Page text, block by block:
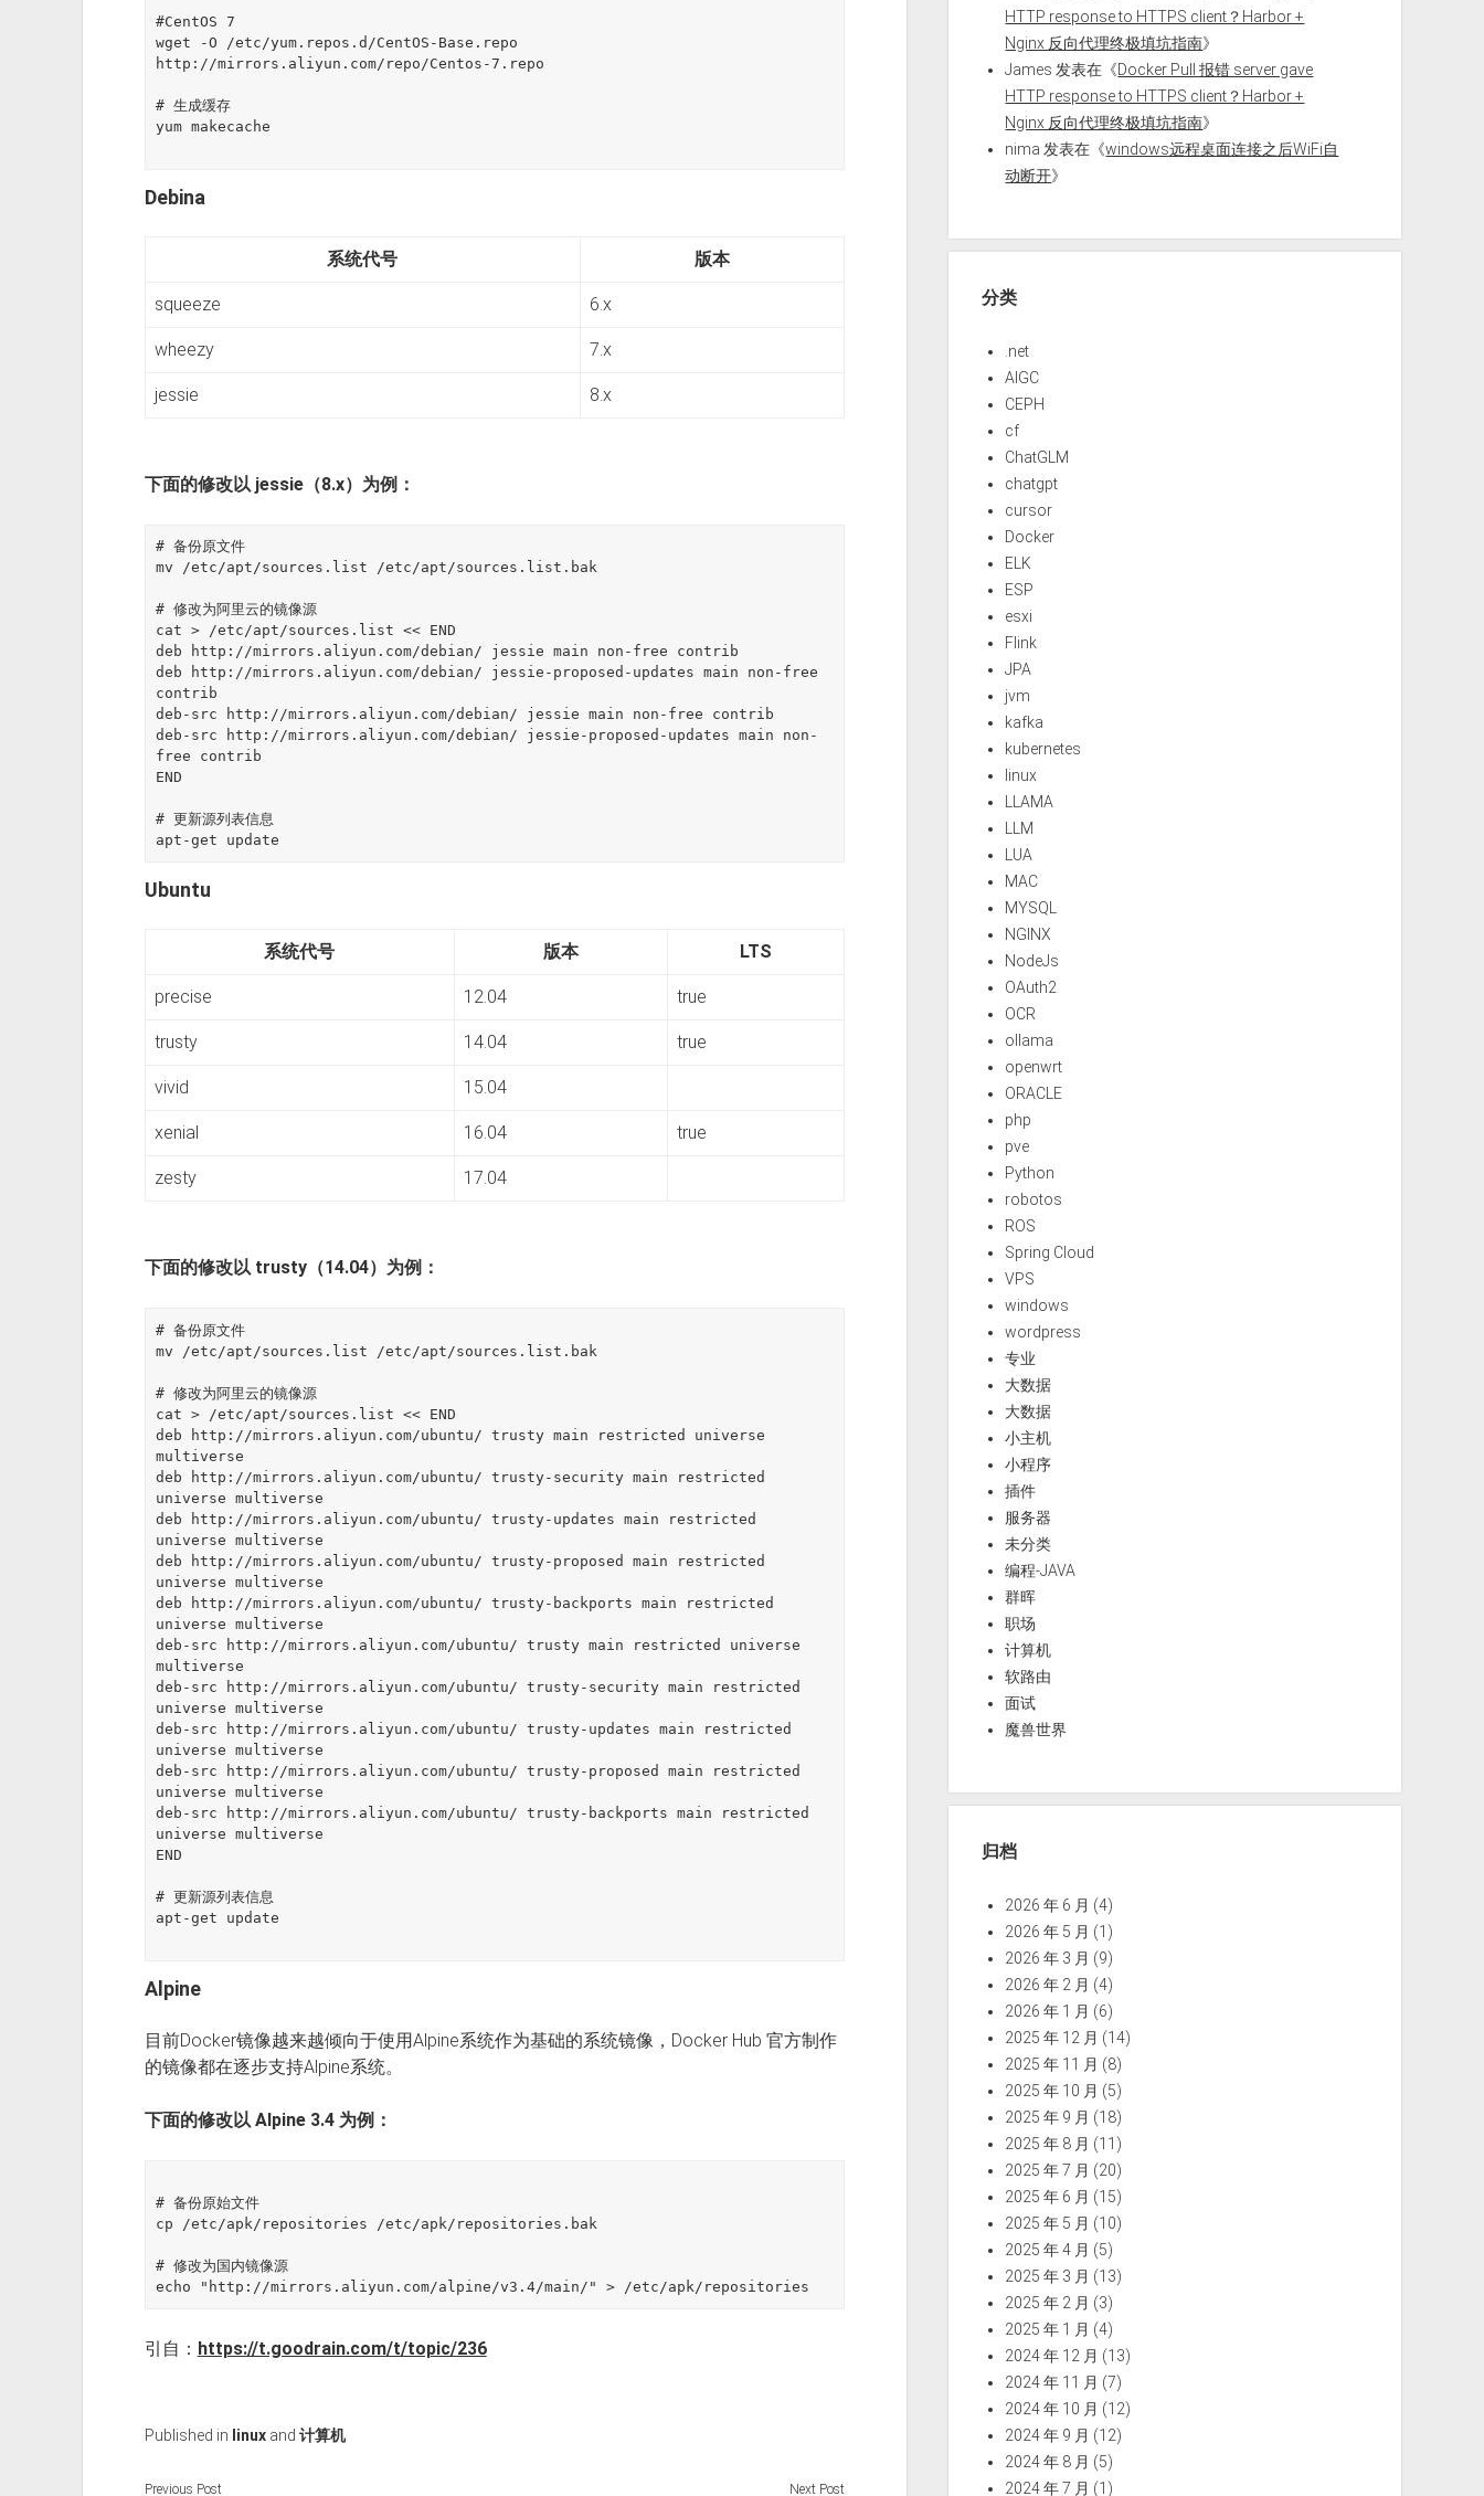
#CentOS 7
wget -O /etc/yum.repos.d/CentOS-Base.repo
http://mirrors.aliyun.com/repo/Centos-7.repo
# 生成缓存
yum makecache
Debina
系统代号 版本
squeeze 6.x
wheezy 7.x
jessie 8.x
下面的修改以 jessie（8.x）为例：
# 备份原文件
mv /etc/apt/sources.list /etc/apt/sources.list.bak
# 修改为阿里云的镜像源
cat > /etc/apt/sources.list << END
deb http://mirrors.aliyun.com/debian/ jessie main non-free contrib
deb http://mirrors.aliyun.com/debian/ jessie-proposed-updates main non-free
contrib
deb-src http://mirrors.aliyun.com/debian/ jessie main non-free contrib
deb-src http://mirrors.aliyun.com/debian/ jessie-proposed-updates main non-
free contrib
END
# 更新源列表信息
Ubuntu
系统代号 版本 LTS
precise 12.04 true
trusty 14.04 true
vivid 15.04
xenial 16.04 true
zesty 17.04
下面的修改以 trusty（14.04）为例：
# 备份原文件
mv /etc/apt/sources.list /etc/apt/sources.list.bak
# 修改为阿里云的镜像源
cat > /etc/apt/sources.list << END
deb http://mirrors.aliyun.com/ubuntu/ trusty main restricted universe
multiverse
deb http://mirrors.aliyun.com/ubuntu/ trusty-security main restricted
universe multiverse
deb http://mirrors.aliyun.com/ubuntu/ trusty-updates main restricted
universe multiverse
deb http://mirrors.aliyun.com/ubuntu/ trusty-proposed main restricted
universe multiverse
deb http://mirrors.aliyun.com/ubuntu/ trusty-backports main restricted
universe multiverse
deb-src http://mirrors.aliyun.com/ubuntu/ trusty main restricted universe
multiverse
deb-src http://mirrors.aliyun.com/ubuntu/ trusty-security main restricted
universe multiverse
deb-src http://mirrors.aliyun.com/ubuntu/ trusty-updates main restricted
universe multiverse
deb-src http://mirrors.aliyun.com/ubuntu/ trusty-proposed main restricted
universe multiverse
deb-src http://mirrors.aliyun.com/ubuntu/ trusty-backports main restricted
universe multiverse
END
# 更新源列表信息
apt-get update
Alpine
目前Docker镜像越来越倾向于使用Alpine系统作为基础的系统镜像，Docker Hub 官方制作
的镜像都在逐步支持Alpine系统。
下面的修改以 Alpine 3.4 为例：
# 备份原始文件
cp /etc/apk/repositories /etc/apk/repositories.bak
# 修改为国内镜像源
引自： https://t.goodrain.com/t/topic/236
Published in linuxand 计算机
Previous Post Next Post
HTTP response to HTTPS client？Harbor +
Nginx 反向代理终极填坑指南》
James 发表在《Docker Pull 报错 server gave
HTTP response to HTTPS client？Harbor +
Nginx 反向代理终极填坑指南》
nima 发表在《windows远程桌面连接之后WiFi自
动断开》
分类
.net
AIGC
CEPH
cf
ChatGLM
chatgpt
cursor
Docker
ELK
ESP
esxi
Flink
JPA
jvm
kafka
kubernetes
linux
LLAMA
LLM
LUA
MAC
MYSQL
NGINX
NodeJs
OAuth2
OCR
ollama
openwrt
ORACLE
php
pve
Python
robotos
ROS
Spring Cloud
VPS
windows
wordpress
专业
大数据
大数据
小主机
小程序
插件
服务器
未分类
编程-JAVA
群晖
职场
计算机
软路由
面试
魔兽世界
归档
2026 年 6 月 (4)
2026 年 5 月 (1)
2026 年 3 月 (9)
2026 年 2 月 (4)
2026 年 1 月 (6)
2025 年 12 月 (14)
2025 年 11 月 (8)
2025 年 10 月 (5)
2025 年 9 月 (18)
2025 年 8 月 (11)
2025 年 7 月 (20)
2025 年 6 月 (15)
2025 年 5 月 (10)
2025 年 4 月 (5)
2025 年 3 月 (13)
2025 年 2 月 (3)
2025 年 1 月 (4)
2024 年 12 月 (13)
2024 年 11 月 (7)
2024 年 10 月 (12)
2024 年 9 月 (12)
2024 年 8 月 (5)
2024 年 7 月 (1)